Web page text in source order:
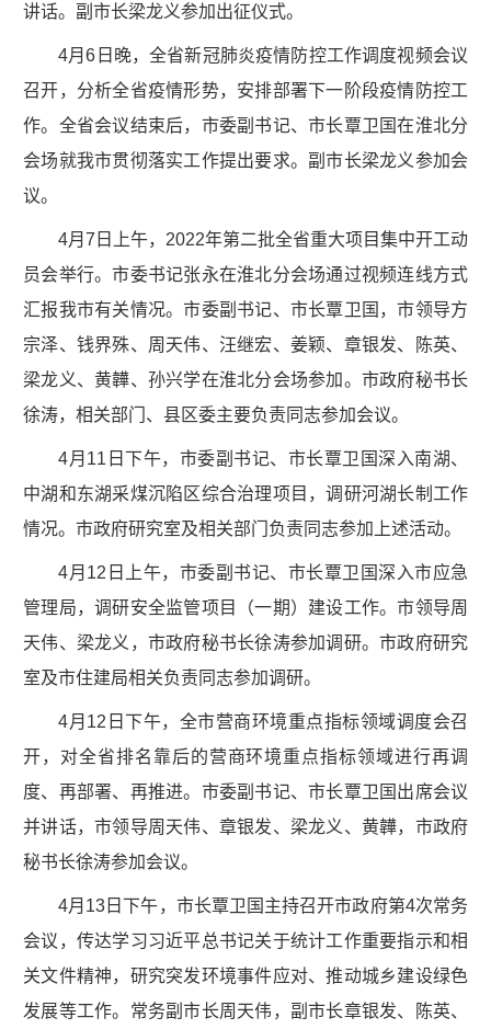
讲话。副市长梁龙义参加出征仪式。
4月6日晚，全省新冠肺炎疫情防控工作调度视频会议
召开，分析全省疫情形势，安排部署下一阶段疫情防控工
作。全省会议结束后，市委副书记、市长覃卫国在淮北分
会场就我市贯彻落实工作提出要求。副市长梁龙义参加会
议。
4月7日上午，2022年第二批全省重大项目集中开工动
员会举行。市委书记张永在淮北分会场通过视频连线方式
汇报我市有关情况。市委副书记、市长覃卫国，市领导方
宗泽、钱界殊、周天伟、汪继宏、姜颖、章银发、陈英、
梁龙义、黄韡、孙兴学在淮北分会场参加。市政府秘书长
徐涛，相关部门、县区委主要负责同志参加会议。
4月11日下午，市委副书记、市长覃卫国深入南湖、
中湖和东湖采煤沉陷区综合治理项目，调研河湖长制工作
情况。市政府研究室及相关部门负责同志参加上述活动。
4月12日上午，市委副书记、市长覃卫国深入市应急
管理局，调研安全监管项目（一期）建设工作。市领导周
天伟、梁龙义，市政府秘书长徐涛参加调研。市政府研究
室及市住建局相关负责同志参加调研。
4月12日下午，全市营商环境重点指标领域调度会召
开，对全省排名靠后的营商环境重点指标领域进行再调
度、再部署、再推进。市委副书记、市长覃卫国出席会议
并讲话，市领导周天伟、章银发、梁龙义、黄韡，市政府
秘书长徐涛参加会议。
4月13日下午，市长覃卫国主持召开市政府第4次常务
会议，传达学习习近平总书记关于统计工作重要指示和相
关文件精神，研究突发环境事件应对、推动城乡建设绿色
发展等工作。常务副市长周天伟，副市长章银发、陈英、